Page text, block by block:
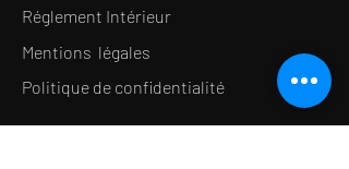
Réglement Intérieur
Mentions légales
Politique de confidentialité